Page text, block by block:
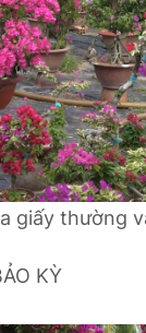
giấy thường
KỲ